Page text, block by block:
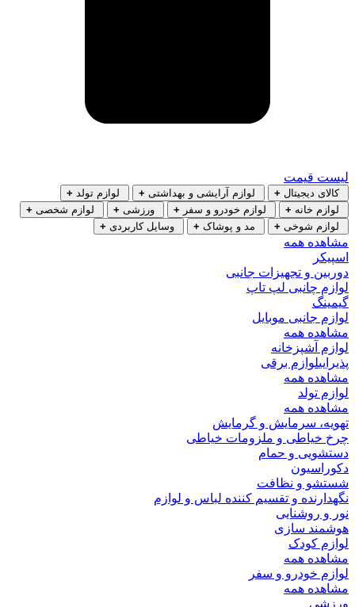
لیست قیمت
کالای دیجیتال + لوازم آرایشی و بهداشتی + لوازم تولد +
لوازم خانه + لوازم خودرو و سفر + ورزشی + لوازم شخصی +
لوازم شوخی + مد و پوشاک + وسایل کاربردی +
مشاهده همه
اسپیکر
دوربین و تجهیزات جانبی
لوازم چانبی لپ تاپ
گیمینگ
لوازم جانبی موبایل
مشاهده همه
لوازم آشپزخانه
پذیراییلوازم برقی
مشاهده همه
لوازم تولد
مشاهده همه
تهویه، سرمایش و گرمایش
چرخ خیاطی و ملزومات خیاطی
دستشویی و حمام
دکوراسیون
شستشو و نظافت
نگهدارنده و تقسیم کننده لباس و لوازم
نور و روشنایی
هوشمند سازی
لوازم کودک
مشاهده همه
لوازم خودرو و سفر
مشاهده همه
ورزشی